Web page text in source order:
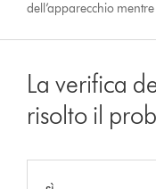
dell’apparecchio
La verifica
risolto il